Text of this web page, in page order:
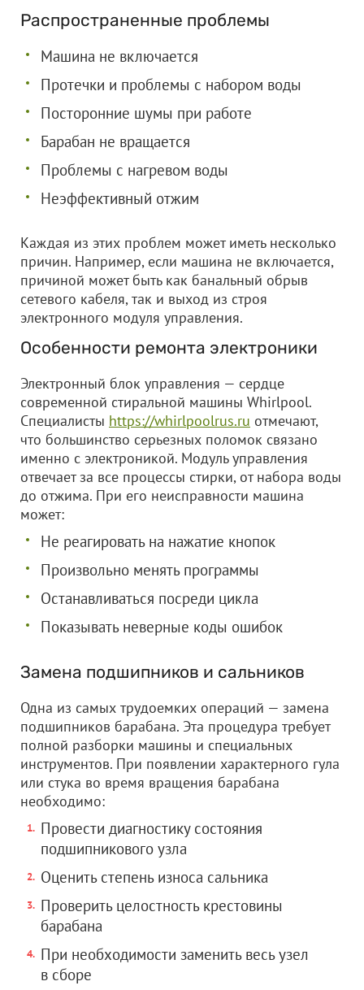
Распространенные проблемы
Машина не включается
Протечки и проблемы с набором воды
Посторонние шумы при работе
Барабан не вращается
Проблемы с нагревом воды
Неэффективный отжим
Каждая из этих проблем может иметь несколько
причин. Например, если машина не включается,
причиной может быть как банальный обрыв
сетевого кабеля, так и выход из строя
электронного модуля управления.
Особенности ремонта электроники
Электронный блок управления — сердце
современной стиральной машины Whirlpool.
Специалисты https://whirlpoolrus.ru отмечают,
что большинство серьезных поломок связано
именно с электроникой. Модуль управления
отвечает за все процессы стирки, от набора воды
до отжима. При его неисправности машина
может:
Не реагировать на нажатие кнопок
Произвольно менять программы
Останавливаться посреди цикла
Показывать неверные коды ошибок
Замена подшипников и сальников
Одна из самых трудоемких операций — замена
подшипников барабана. Эта процедура требует
полной разборки машины и специальных
инструментов. При появлении характерного гула
или стука во время вращения барабана
необходимо:
Провести диагностику состояния
подшипникового узла
Оценить степень износа сальника
Проверить целостность крестовины
барабана
При необходимости заменить весь узел
в сборе